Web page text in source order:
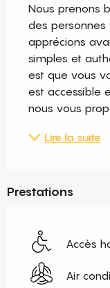
Nous prenons
des
apprécions
simples et
est que vous
est accessible
nous vous
Lire la suite
Prestations
Accès
Air